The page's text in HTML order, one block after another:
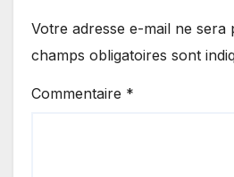
Votre adresse e-mail ne sera
champs obligatoires sont
Commentaire *